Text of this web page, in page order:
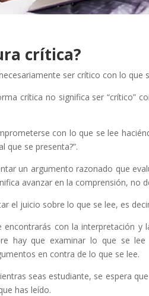
crítica?
ser crítico con lo que
crítica no significa ser “crítico”
con lo que se lee
que se presenta?”.
un argumento razonado que
avanzar en la comprensión, no
el juicio sobre lo que se lee, es
encontrarás con la interpretación
hay que examinar lo que se
en contra de lo que se lee.
seas estudiante, se espera
has leído.